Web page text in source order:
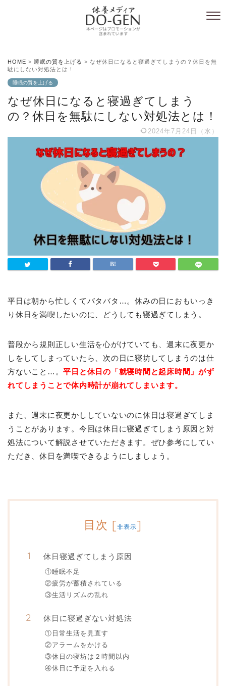
HOME > 睡眠の質を上げる > なぜ休日になると寝過ぎてしまうの？休日を無
駄にしない対処法とは！
睡眠の質を上げる
なぜ休日になると寝過ぎてしまう
の？休日を無駄にしない対処法とは！
2024年7月24日（水）
平日は朝から忙しくてバタバタ…。休みの日におもいっき
り休日を満喫したいのに、どうしても寝過ぎてしまう。
普段から規則正しい生活を心がけていても、週末に夜更か
しをしてしまっていたら、次の日に寝坊してしまうのは仕
方ないこと…。平日と休日の「就寝時間と起床時間」がず
れてしまうことで体内時計が崩れてしまいます。
また、週末に夜更かししていないのに休日は寝過ぎてしま
うことがあります。今回は休日に寝過ぎてしまう原因と対
処法について解説させていただきます。ぜひ参考にしてい
ただき、休日を満喫できるようにしましょう。
目次 [非表示]
休日寝過ぎてしまう原因
①睡眠不足
②疲労が蓄積されている
③生活リズムの乱れ
休日に寝過ぎない対処法
①日常生活を見直す
②アラームをかける
③休日の寝坊は２時間以内
④休日に予定を入れる